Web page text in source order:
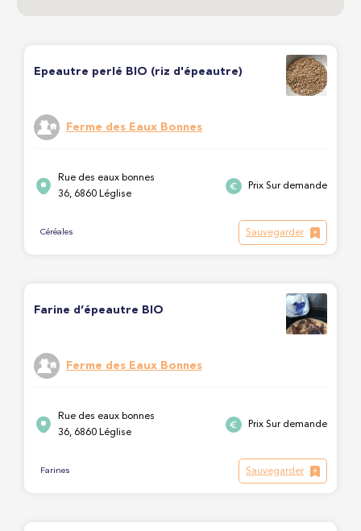
Epeautre perlé BIO (riz d'épeautre)
Ferme des Eaux Bonnes
Rue des eaux bonnes
36, 6860 Léglise
Prix Sur demande
Céréales Sauvegarder
Farine d’épeautre BIO
Ferme des Eaux Bonnes
Rue des eaux bonnes
36, 6860 Léglise
Prix Sur demande
Farines Sauvegarder